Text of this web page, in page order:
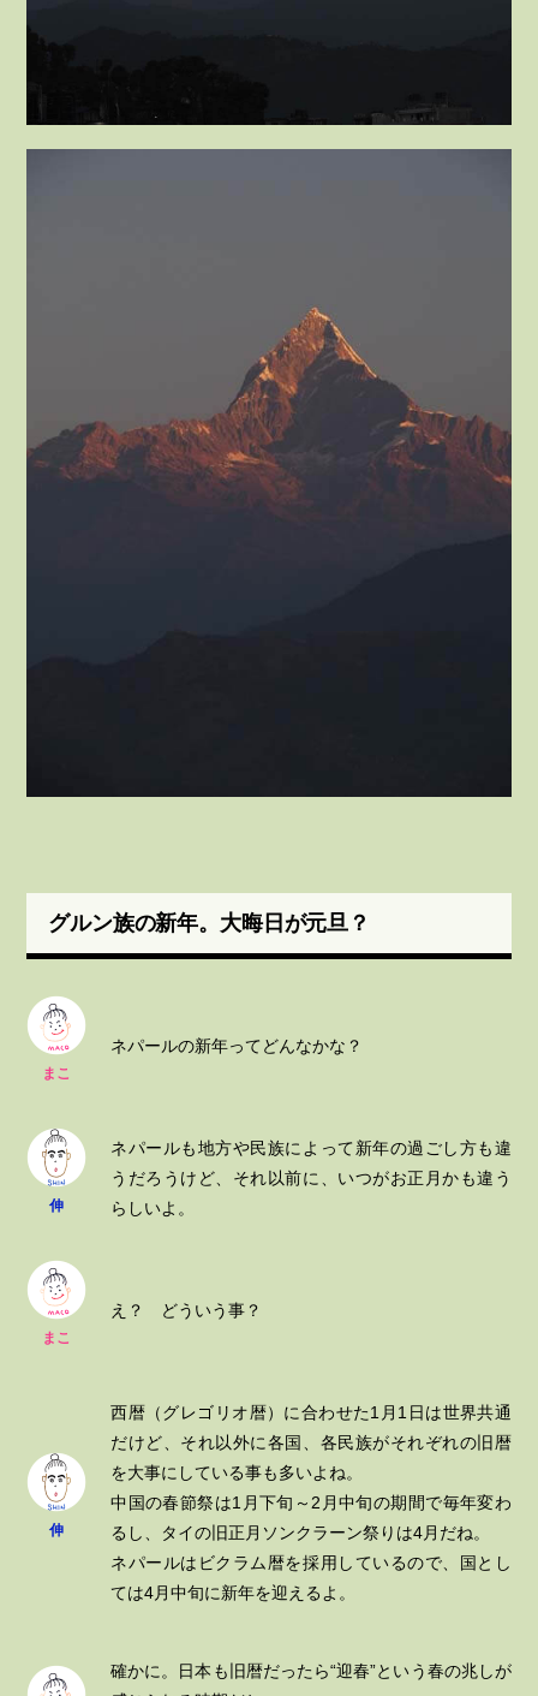
グルン族の新年。大晦日が元旦？
まこ
ネパールの新年ってどんなかな？
伸
ネパールも地方や民族によって新年の過ごし方も違
うだろうけど、それ以前に、いつがお正月かも違う
らしいよ。
まこ
え？ どういう事？
伸
西暦（グレゴリオ暦）に合わせた1月1日は世界共通
だけど、それ以外に各国、各民族がそれぞれの旧暦
を大事にしている事も多いよね。
中国の春節祭は1月下旬～2月中旬の期間で毎年変わ
るし、タイの旧正月ソンクラーン祭りは4月だね。
ネパールはビクラム暦を採用しているので、国とし
ては4月中旬に新年を迎えるよ。
確かに。日本も旧暦だったら“迎春”という春の兆しが